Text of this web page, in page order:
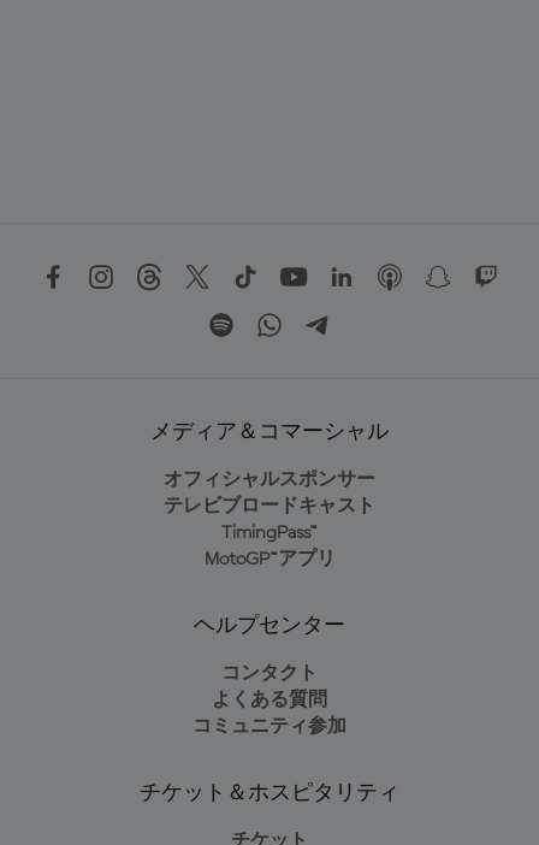
メディア＆コマーシャル
オフィシャルスポンサー
テレビブロードキャスト
TimingPass™
MotoGP™アプリ
ヘルプセンター
コンタクト
よくある質問
コミュニティ参加
チケット＆ホスピタリティ